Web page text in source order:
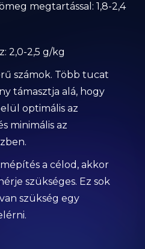
megtartással: 1,8-2,4
2,0-2,5 g/kg
számok. Több tucat
támasztja alá, hogy
optimális az
minimális az
a célod, akkor
szükséges. Ez sok
szükség egy